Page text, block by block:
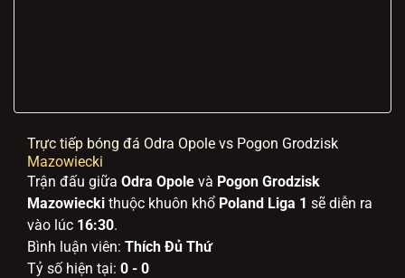
Trực tiếp bóng đá Odra Opole vs Pogon Grodzisk
Mazowiecki
Trận đấu giữa Odra Opole và Pogon Grodzisk
Mazowiecki thuộc khuôn khổ Poland Liga 1 sẽ diễn ra
vào lúc 16:30.
Bình luận viên: Thích Đủ Thứ
Tỷ số hiện tại: 0 - 0